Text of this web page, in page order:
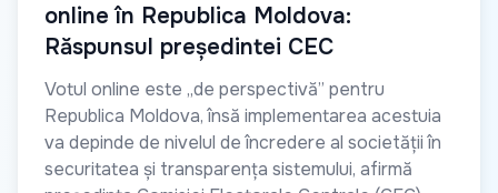
online în Republica Moldova:
Răspunsul președintei CEC
Votul online este „de perspectivă” pentru
Republica Moldova, însă implementarea acestuia
va depinde de nivelul de încredere al societății în
securitatea și transparența sistemului, afirmă